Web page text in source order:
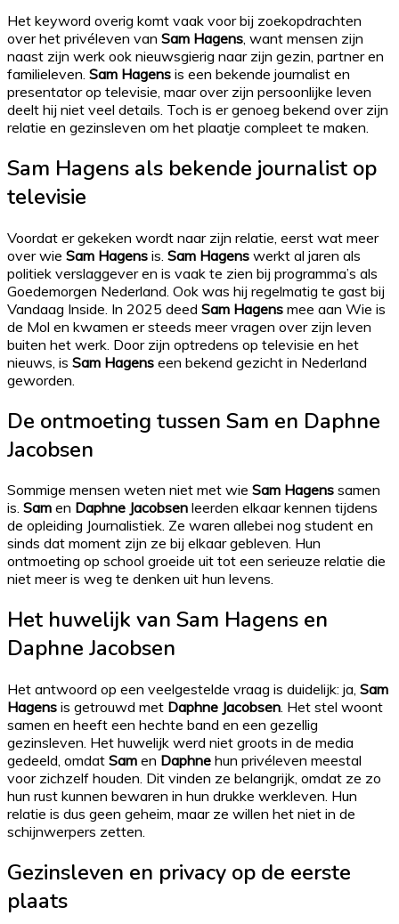
Het keyword overig komt vaak voor bij zoekopdrachten
over het privéleven van Sam Hagens , want mensen zijn
naast zijn werk ook nieuwsgierig naar zijn gezin, partner en
familieleven. Sam Hagens is een bekende journalist en
presentator op televisie, maar over zijn persoonlijke leven
deelt hij niet veel details. Toch is er genoeg bekend over zijn
relatie en gezinsleven om het plaatje compleet te maken.
Sam Hagens als bekende journalist op
televisie
Voordat er gekeken wordt naar zijn relatie, eerst wat meer
over wie Sam Hagens is. Sam Hagens werkt al jaren als
politiek verslaggever en is vaak te zien bij programma’s als
Goedemorgen Nederland. Ook was hij regelmatig te gast bij
Vandaag Inside. In 2025 deed Sam Hagens mee aan Wie is
de Mol en kwamen er steeds meer vragen over zijn leven
buiten het werk. Door zijn optredens op televisie en het
nieuws, is Sam Hagens een bekend gezicht in Nederland
geworden.
De ontmoeting tussen Sam en Daphne
Jacobsen
Sommige mensen weten niet met wie Sam Hagens samen
is. Sam en Daphne Jacobsen leerden elkaar kennen tijdens
de opleiding Journalistiek. Ze waren allebei nog student en
sinds dat moment zijn ze bij elkaar gebleven. Hun
ontmoeting op school groeide uit tot een serieuze relatie die
niet meer is weg te denken uit hun levens.
Het huwelijk van Sam Hagens en
Daphne Jacobsen
Het antwoord op een veelgestelde vraag is duidelijk: ja, Sam
Hagens is getrouwd met Daphne Jacobsen. Het stel woont
samen en heeft een hechte band en een gezellig
gezinsleven. Het huwelijk werd niet groots in de media
gedeeld, omdat Sam en Daphne hun privéleven meestal
voor zichzelf houden. Dit vinden ze belangrijk, omdat ze zo
hun rust kunnen bewaren in hun drukke werkleven. Hun
relatie is dus geen geheim, maar ze willen het niet in de
schijnwerpers zetten.
Gezinsleven en privacy op de eerste
plaats